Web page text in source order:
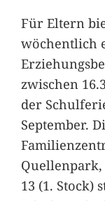
Für Eltern
wöchentlich
zwischen
der
September.
Quellenpark,
13 (1. Stock)